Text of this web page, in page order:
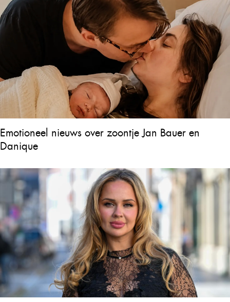
Emotioneel nieuws over zoontje Jan Bauer en
Danique